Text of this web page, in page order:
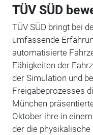
TÜV SÜD
TÜV SÜD bringt bei
umfassende
automatisierte
Fähigkeiten der
der Simulation und
Freigabeprozesses
München
Oktober ihre in
der die